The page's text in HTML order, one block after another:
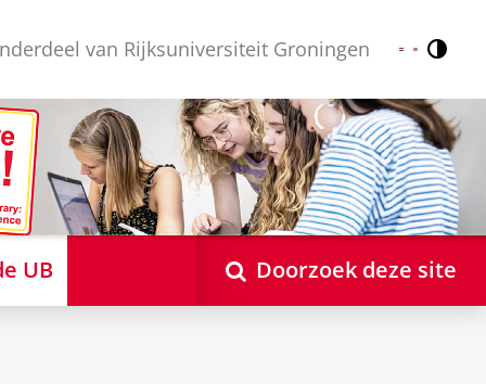
van Rijksuniversiteit Groningen Nederlands
English
UB Doorzoek deze site